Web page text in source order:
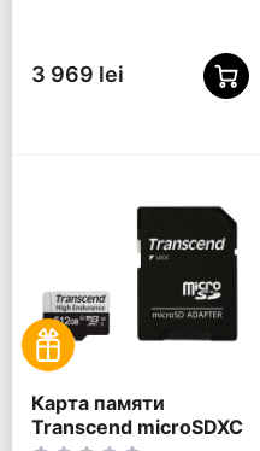
3 969 lei
Карта памяти
Transcend microSDXC